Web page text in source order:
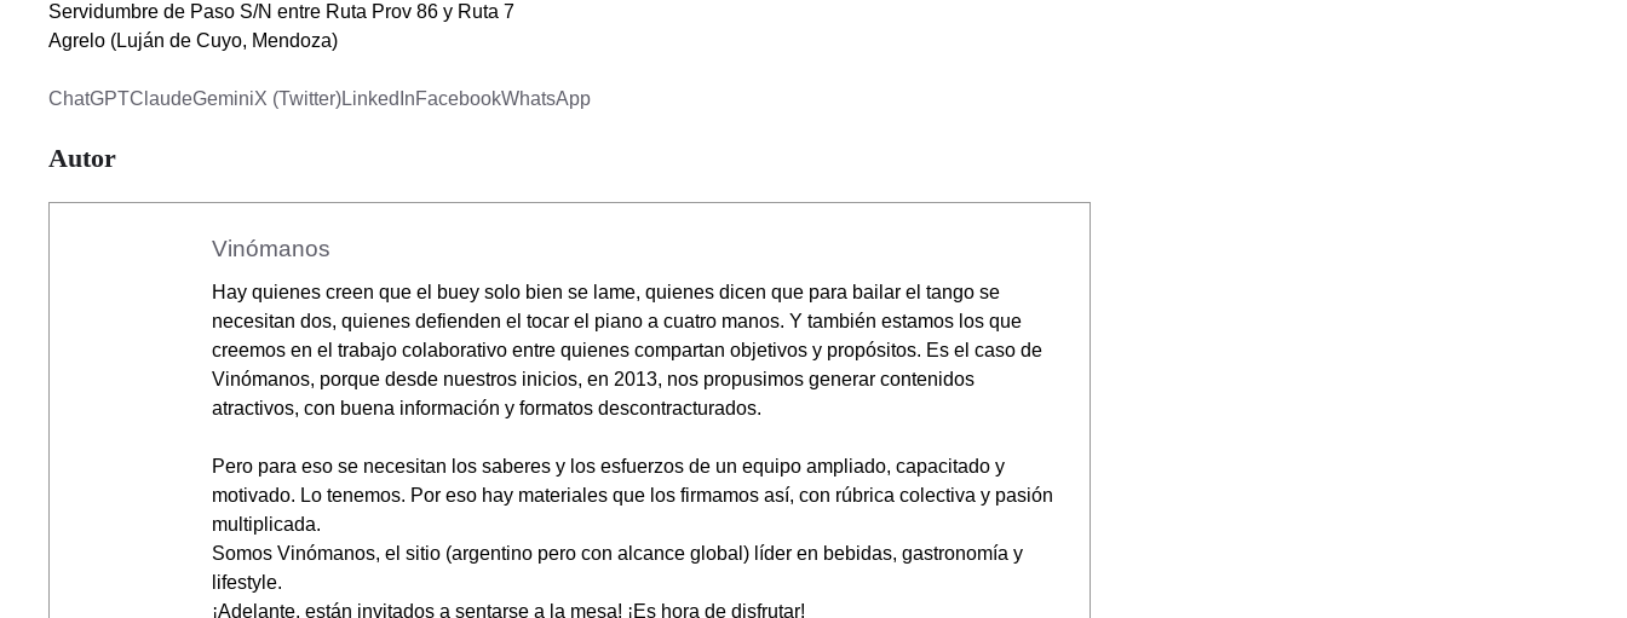
Servidumbre de Paso S/N entre Ruta Prov 86 y Ruta 7
Agrelo (Luján de Cuyo, Mendoza)
ChatGPTClaudeGeminiX (Twitter)LinkedInFacebookWhatsApp
Autor
Vinómanos
Hay quienes creen que el buey solo bien se lame, quienes dicen que para bailar el tango se
necesitan dos, quienes defienden el tocar el piano a cuatro manos. Y también estamos los que
creemos en el trabajo colaborativo entre quienes compartan objetivos y propósitos. Es el caso de
Vinómanos, porque desde nuestros inicios, en 2013, nos propusimos generar contenidos
atractivos, con buena información y formatos descontracturados.
Pero para eso se necesitan los saberes y los esfuerzos de un equipo ampliado, capacitado y
motivado. Lo tenemos. Por eso hay materiales que los firmamos así, con rúbrica colectiva y pasión
multiplicada.
Somos Vinómanos, el sitio (argentino pero con alcance global) líder en bebidas, gastronomía y
lifestyle.
¡Adelante, están invitados a sentarse a la mesa! ¡Es hora de disfrutar!